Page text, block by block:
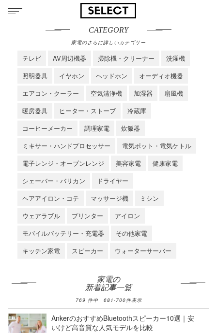
CATEGORY
家電のさらに詳しいカテゴリー
テレビ AV周辺機器 掃除機・クリーナー
洗濯機
照明器具
イヤホン ヘッドホン
オーディオ機器
エアコン・クーラー
空気清浄機 加湿器
扇風機
暖房器具
ヒーター・ストーブ
冷蔵庫
コーヒーメーカー
調理家電
炊飯器
ミキサー・ハンドプロセッサー
電気ポット・電気ケトル
電子レンジ・オーブンレンジ
美容家電
健康家電
シェーバー・バリカン
ドライヤー
ヘアアイロン・コテ
マッサージ機
ミシン
ウェアラブル
プリンター
アイロン
モバイルバッテリー・充電器
その他家電
キッチン家電
スピーカー ウォーターサーバー
家電の
新着記事一覧
769 件中 681-700件表示
AnkerのおすすめBluetoothスピーカー10選｜安
いけど高音質な人気モデルを比較